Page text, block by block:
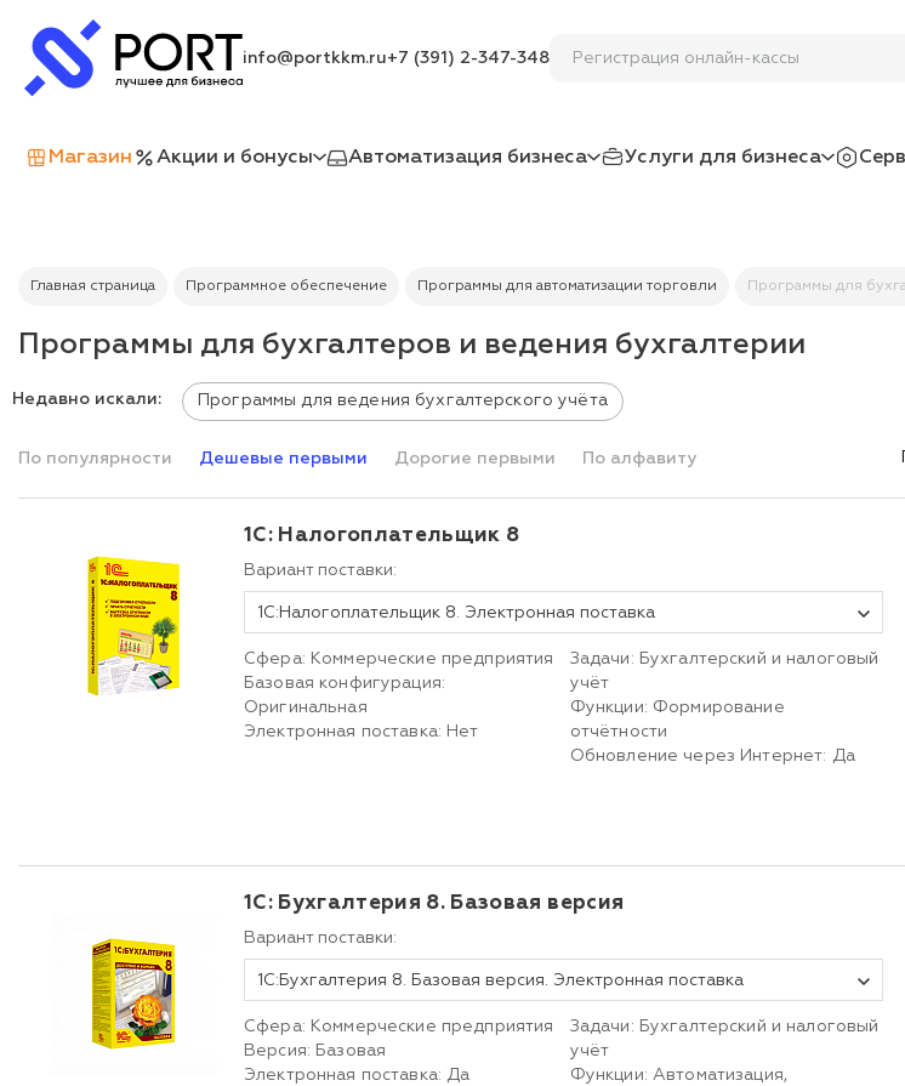
info@portkkm.ru+7 (391) 2-347-348 Регистра
Магазин Акции и бонусы Автоматизация бизнеса Услуги для бизнеса
Главная страница Программное обеспечение Программы для автоматизации торговли Программы для
Программы для бухгалтеров и ведения бухгалтерии
Недавно искали: Программы для ведения бухгалтерского учёта
По популярности Дешевые первыми Дорогие первыми По алфавиту
1С: Налогоплательщик 8
Вариант поставки:
1С:Налогоплательщик 8. Электронная поставка
Сфера: Коммерческие предприятия
Базовая конфигурация:
Оригинальная
Электронная поставка: Нет
Задачи: Бухгалтерский и налоговый
учёт
Функции: Формирование
отчётности
Обновление через Интернет: Да
1С: Бухгалтерия 8. Базовая версия
Вариант поставки:
1С:Бухгалтерия 8. Базовая версия. Электронная поставка
Сфера: Коммерческие предприятия
Версия: Базовая
Электронная поставка: Да
Задачи: Бухгалтерский и налоговый
учёт
Функции: Автоматизация,